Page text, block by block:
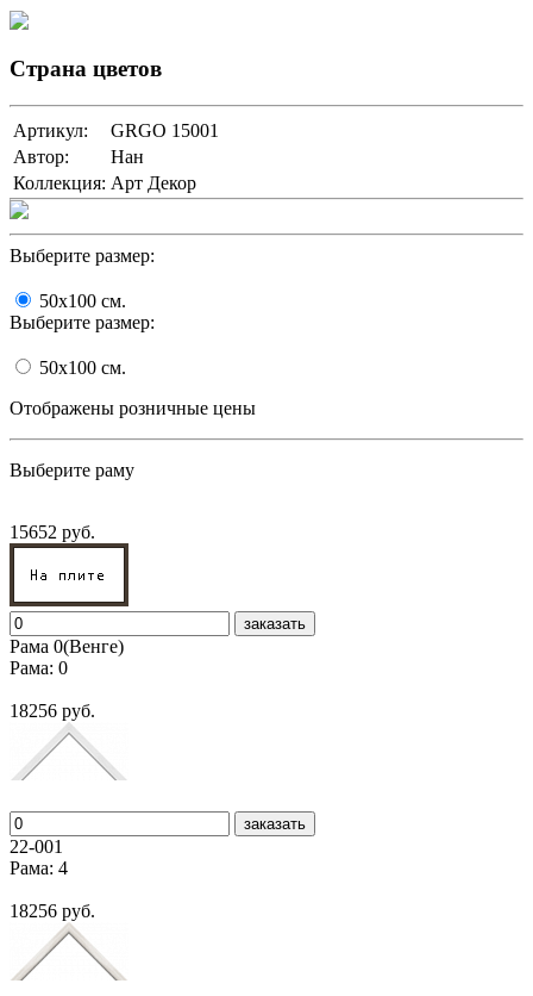
Страна цветов
Артикул:
GRGO 15001
Автор:
Нан
Коллекция: Арт Декор
Выберите размер:
50x100 cм.
Выберите размер:
50x100 cм.
Отображены розничные цены
Выберите раму
15652 руб.
заказать
Рама 0(Венге)
Рама: 0
18256 руб.
заказать
22-001
Рама: 4
18256 руб.